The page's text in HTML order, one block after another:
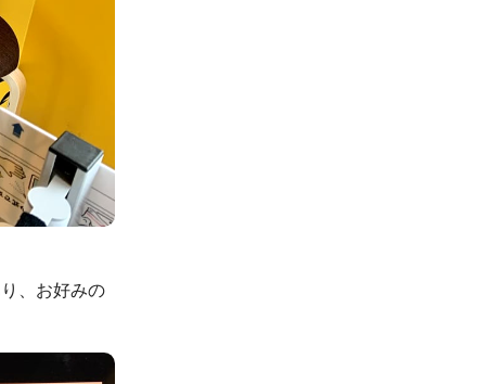
、お好みの